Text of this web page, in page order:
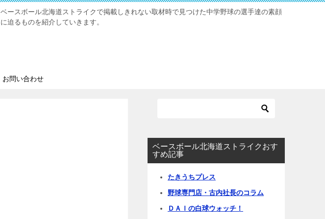
ベースボール北海道ストライクで掲載しきれない取材時で見つけた中学野球の選手達の素顔
に迫るものを紹介していきます。
お問い合わせ
ベースボール北海道ストライクおす
すめ記事
たきうちプレス
野球専門店・古内社長のコラム
ＤＡＩの白球ウォッチ！